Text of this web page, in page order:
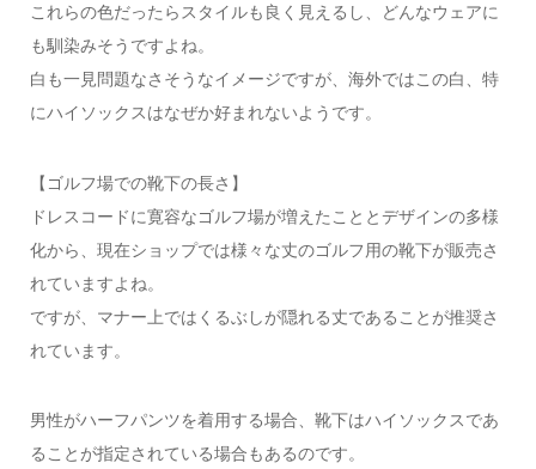
これらの色だったらスタイルも良く見えるし、どんなウェアに
も馴染みそうですよね。
白も一見問題なさそうなイメージですが、海外ではこの白、特
にハイソックスはなぜか好まれないようです。
【ゴルフ場での靴下の長さ】
ドレスコードに寛容なゴルフ場が増えたこととデザインの多様
化から、現在ショップでは様々な丈のゴルフ用の靴下が販売さ
れていますよね。
ですが、マナー上ではくるぶしが隠れる丈であることが推奨さ
れています。
男性がハーフパンツを着用する場合、靴下はハイソックスであ
ることが指定されている場合もあるのです。